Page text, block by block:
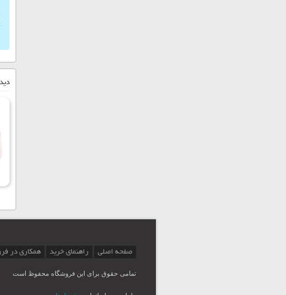
صفحه اصلی راهنمای خرید همکاری در
تمامی حقوق برای این فروشگاه محفوظ است